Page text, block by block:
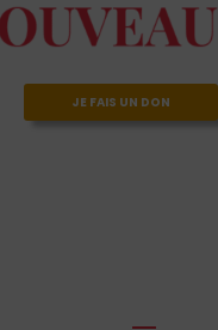
JE FAIS UN DON